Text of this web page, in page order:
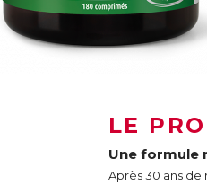
LE
Une formule
Après 30 ans